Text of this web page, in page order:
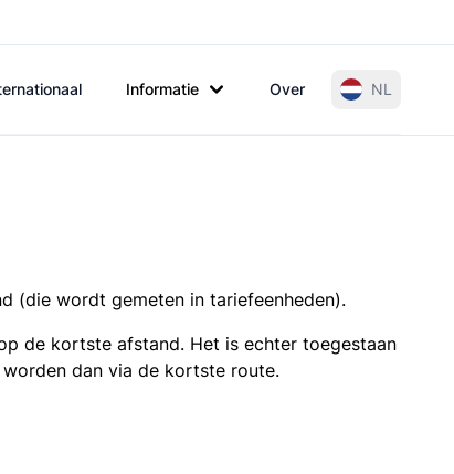
Informatie Over NL
(die wordt gemeten in tariefeenheden).
de kortste afstand. Het is echter toegestaan
dan via de kortste route.